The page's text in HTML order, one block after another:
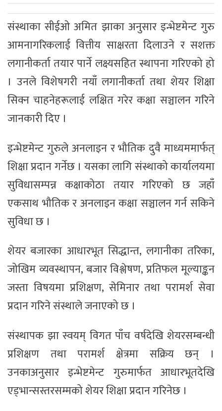
संस्थाका सीईओ अमित झाका अनुसार इन्भेष्टमेन्ट गुरु
आमनागरिकलाई वित्तीय साक्षरता दिलाउने र सशक्त
लगानीकर्ता तयार पार्ने लक्ष्यसहित स्थापना गरिएको हो
। उनले विशेषगरी नयाँ लगानीकर्ता तथा शेयर शिक्षा
सिक्न चाहनेहरूलाई लक्षित गरेर कक्षा सञ्चालन गरिने
जानकारी दिए ।
इन्भेष्टमेन्ट गुरुले अनलाइन र भौतिक दुवै माध्यममार्फत्
शिक्षा प्रदान गर्नेछ । यसका लागि संस्थाको कार्यालयमा
सुविधासम्पन्न कक्षाकोठा तयार गरिएको छ जहाँ
एकसाथ भौतिक र अनलाइन कक्षा सञ्चालन गर्न सकिने
सुविधा छ ।
शेयर बजारका आधारभूत सिद्धान्त, लगानीका तरिका,
जोखिम व्यवस्थापन, बजार विश्लेषण, प्रतिफल मूल्याङ्कन
जस्ता विषयमा प्रशिक्षण, सेमिनार तथा परामर्श सेवा
प्रदान गरिने संस्थाले जनाएको छ ।
संस्थापक झा स्वयम् विगत पाँच वर्षदेखि शेयरसम्बन्धी
प्रशिक्षण तथा परामर्श क्षेत्रमा सक्रिय छन् ।
उनकाअनुसार इन्भेष्टमेन्ट गुरुमार्फत आधारभूतदेखि
एड्भान्सस्तरसम्मको शेयर शिक्षा प्रदान गरिनेछ ।